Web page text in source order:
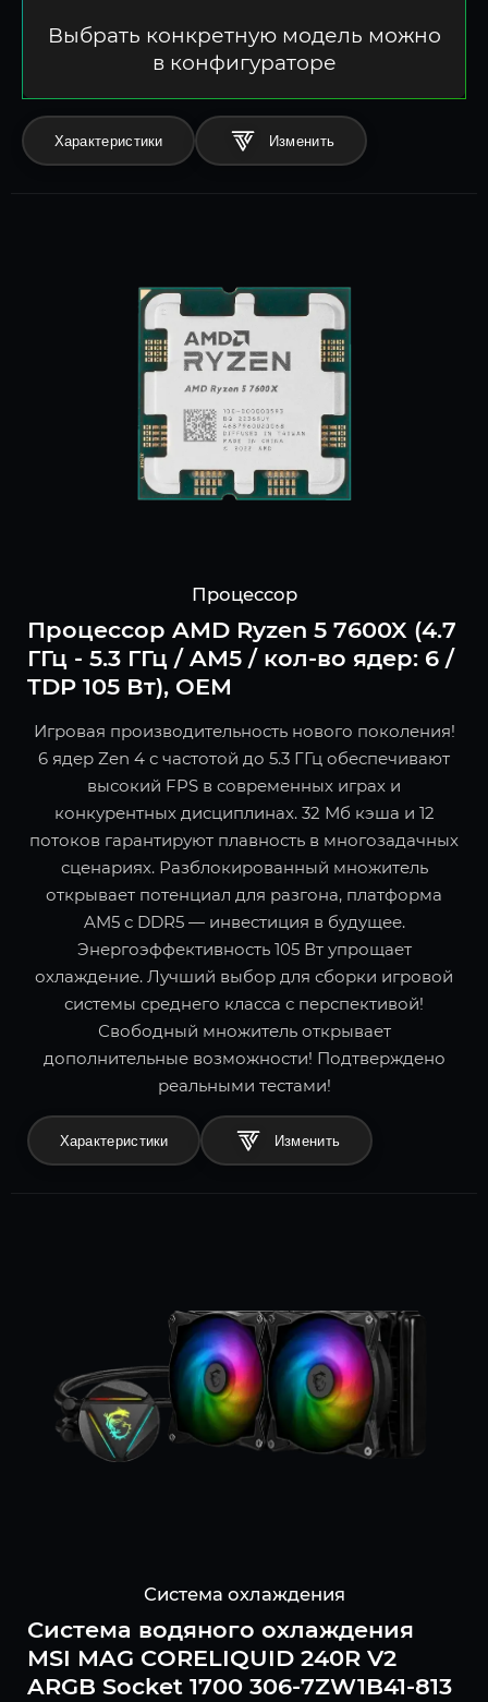
Выбрать конкретную модель можно
в конфигураторе
Характеристики
Процессор
Процессор AMD Ryzen 5 7600X (4.7
ГГц - 5.3 ГГц / AM5 / кол-во ядер: 6 /
TDP 105 Вт), OEM
Игровая производительность нового поколения!
6 ядер Zen 4 с частотой до 5.3 ГГц обеспечивают
высокий FPS в современных играх и
конкурентных дисциплинах. 32 Мб кэша и 12
потоков гарантируют плавность в многозадачных
сценариях. Разблокированный множитель
открывает потенциал для разгона, платформа
AM5 с DDR5 — инвестиция в будущее.
Энергоэффективность 105 Вт упрощает
охлаждение. Лучший выбор для сборки игровой
системы среднего класса с перспективой!
Свободный множитель открывает
дополнительные возможности! Подтверждено
реальными тестами!
Характеристики
Система охлаждения
Система водяного охлаждения
MSI MAG CORELIQUID 240R V2
ARGB Socket 1700 306-7ZW1B41-813